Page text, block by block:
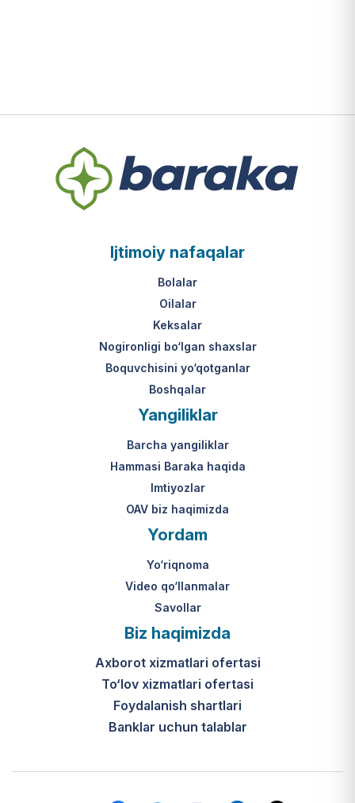
Ijtimoiy nafaqalar
Bolalar
Oilalar
Keksalar
Nogironligi bo‘lgan shaxslar
Boquvchisini yo‘qotganlar
Boshqalar
Yangiliklar
Barcha yangiliklar
Hammasi Baraka haqida
Imtiyozlar
OAV biz haqimizda
Yordam
Yo‘riqnoma
Video qo‘llanmalar
Savollar
Biz haqimizda
Axborot xizmatlari ofertasi
To‘lov xizmatlari ofertasi
Foydalanish shartlari
Banklar uchun talablar